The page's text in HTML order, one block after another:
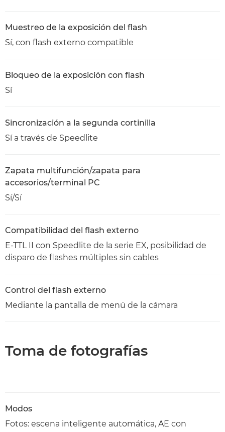
Muestreo de la exposición del flash
Sí, con flash externo compatible
Bloqueo de la exposición con flash
Sí
Sincronización a la segunda cortinilla
Sí a través de Speedlite
Zapata multifunción/zapata para
accesorios/terminal PC
Sí/Sí
Compatibilidad del flash externo
E-TTL II con Speedlite de la serie EX, posibilidad de
disparo de flashes múltiples sin cables
Control del flash externo
Mediante la pantalla de menú de la cámara
Toma de fotografías
Modos
Fotos: escena inteligente automática, AE con